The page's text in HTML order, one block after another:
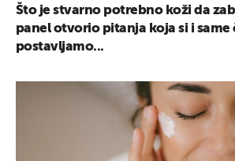
Što je stvarno potrebno koži da
panel otvorio pitanja koja si i same
postavljamo...